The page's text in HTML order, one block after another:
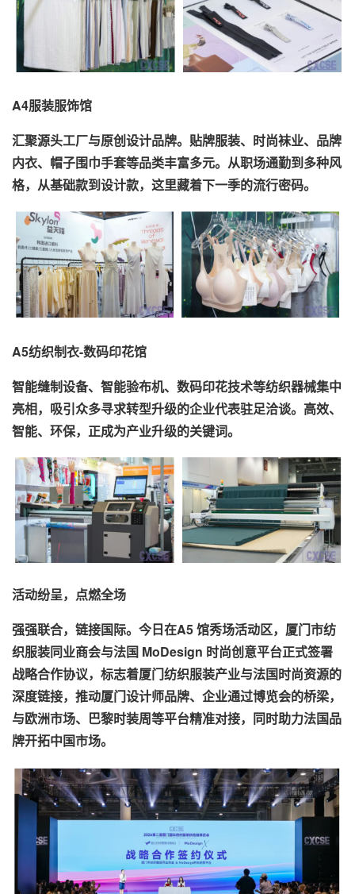
A4服装服饰馆
汇聚源头工厂与原创设计品牌。贴牌服装、时尚袜业、品牌
内衣、帽子围巾手套等品类丰富多元。从职场通勤到多种风
格，从基础款到设计款，这里藏着下一季的流行密码。
A5纺织制衣-数码印花馆
智能缝制设备、智能验布机、数码印花技术等纺织器械集中
亮相，吸引众多寻求转型升级的企业代表驻足洽谈。高效、
智能、环保，正成为产业升级的关键词。
活动纷呈，点燃全场
强强联合，链接国际。今日在A5 馆秀场活动区，厦门市纺
织服装同业商会与法国 MoDesign 时尚创意平台正式签署
战略合作协议，标志着厦门纺织服装产业与法国时尚资源的
深度链接，推动厦门设计师品牌、企业通过博览会的桥梁，
与欧洲市场、巴黎时装周等平台精准对接，同时助力法国品
牌开拓中国市场。